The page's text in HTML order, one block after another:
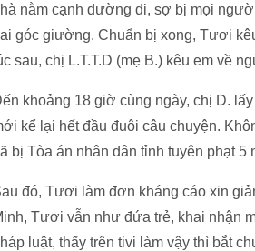
nằm cạnh đường đi, sợ bị mọi
góc giường. Chuẩn bị xong, Tươi
sau, chị L.T.T.D (mẹ B.) kêu em về
khoảng 18 giờ cùng ngày, chị D.
kể lại hết đầu đuôi câu chuyện.
bị Tòa án nhân dân tỉnh tuyên phạt 5
đó, Tươi làm đơn kháng cáo xin
Tươi vẫn như đứa trẻ, khai nhận
luật, thấy trên tivi làm vậy thì bắt